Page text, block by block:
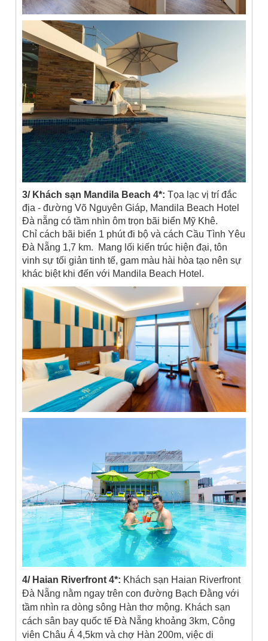
3/ Khách sạn Mandila Beach 4*: Tọa lạc vị trí đắc
địa - đường Võ Nguyên Giáp, Mandila Beach Hotel
Đà nẵng có tầm nhìn ôm trọn bãi biển Mỹ Khê.
Chỉ cách bãi biển 1 phút đi bộ và cách Cầu Tình Yêu
Đà Nẵng 1,7 km. Mang lối kiến trúc hiện đại, tôn
vinh sự tối giản tinh tế, gam màu hài hòa tạo nên sự
khác biệt khi đến với Mandila Beach Hotel.
4/ Haian Riverfront 4*: Khách sạn Haian Riverfront
Đà Nẵng nằm ngay trên con đường Bạch Đằng với
tầm nhìn ra dòng sông Hàn thơ mộng. Khách sạn
cách sân bay quốc tế Đà Nẵng khoảng 3km, Công
viên Châu Á 4,5km và chợ Hàn 200m, việc di